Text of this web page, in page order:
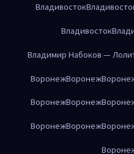
Владивосток
Владивосток
Владимир Набоков —
ВоронежВоронеж
ВоронежВоронеж
ВоронежВоронеж